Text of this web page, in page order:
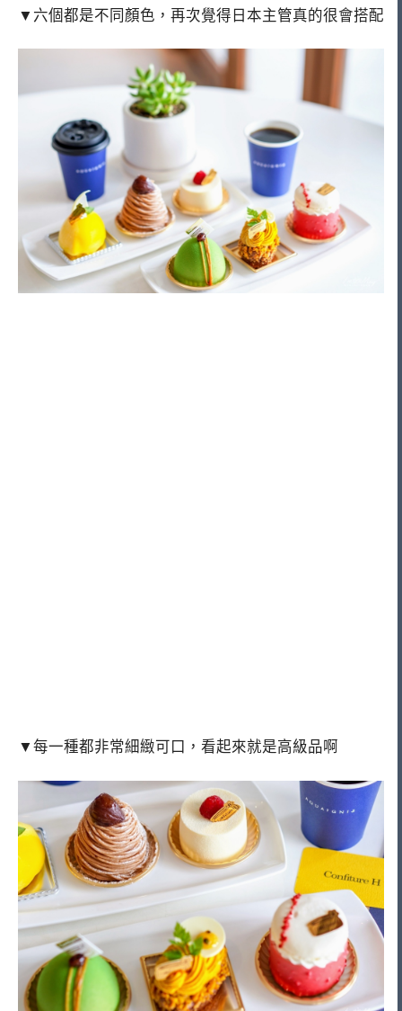
▼六個都是不同顏色，再次覺得日本主管真的很會搭配
▼每一種都非常細緻可口，看起來就是高級品啊